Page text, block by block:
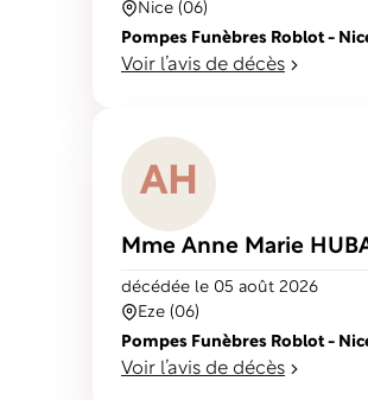
Nice (06)
Pompes Funèbres Roblot -
Voir l’avis de décès
AH
Mme Anne Marie
Eze (06)
décédée le 05 août 2026
Pompes Funèbres Roblot -
Voir l’avis de décès